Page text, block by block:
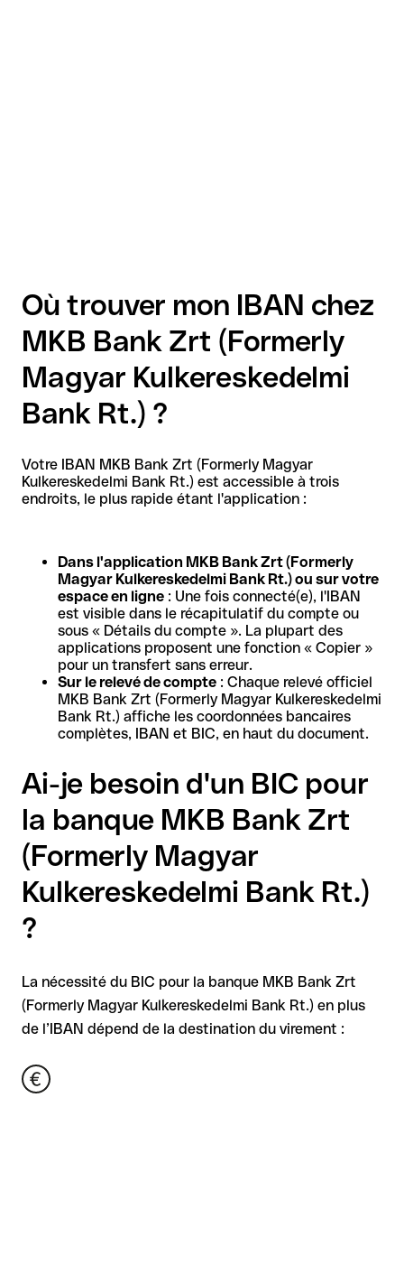
Où trouver mon IBAN chez
MKB Bank Zrt (Formerly
Magyar Kulkereskedelmi
Bank Rt.) ?
Votre IBAN MKB Bank Zrt (Formerly Magyar
Kulkereskedelmi Bank Rt.) est accessible à trois
endroits, le plus rapide étant l'application :
Dans l'application MKB Bank Zrt (Formerly
Magyar Kulkereskedelmi Bank Rt.) ou sur votre
espace en ligne : Une fois connecté(e), l'IBAN
est visible dans le récapitulatif du compte ou
sous « Détails du compte ». La plupart des
applications proposent une fonction « Copier »
pour un transfert sans erreur.
Sur le relevé de compte : Chaque relevé officiel
MKB Bank Zrt (Formerly Magyar Kulkereskedelmi
Bank Rt.) affiche les coordonnées bancaires
complètes, IBAN et BIC, en haut du document.
Ai-je besoin d'un BIC pour
la banque MKB Bank Zrt
(Formerly Magyar
Kulkereskedelmi Bank Rt.)
?
La nécessité du BIC pour la banque MKB Bank Zrt
(Formerly Magyar Kulkereskedelmi Bank Rt.) en plus
de l’IBAN dépend de la destination du virement :